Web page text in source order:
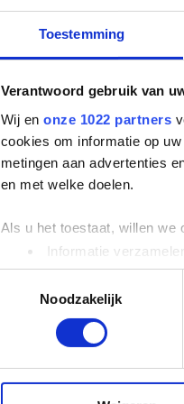
Toestemming
Verantwoord gebruik van
Wij en onze 1022 partners
cookies om informatie op
metingen aan advertenties
en met welke doelen.
Als u het toestaat, willen we
Informatie
Uw apparaat
Lees meer over hoe uw
media, adverteren en
Noodzakelijk
Onderzoek
Publicaties
Fotodienst